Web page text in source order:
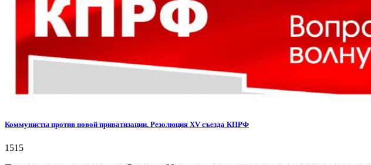
Коммунисты против новой приватизации. Резолюция XV съезда КПРФ
1515